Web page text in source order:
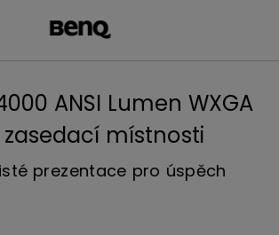
ANSI Lumen WXGA
místnosti
prezentace pro úspěch